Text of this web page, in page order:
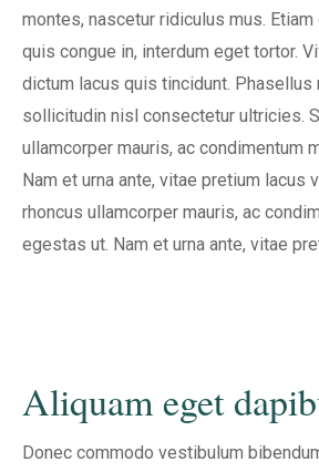
montes, nascetur ridiculus mus.
quis congue in, interdum eget tortor.
dictum lacus quis tincidunt. Phasellus
sollicitudin nisl consectetur ultricies.
ullamcorper mauris, ac condimentum
Nam et urna ante, vitae pretium lacus
rhoncus ullamcorper mauris, ac
egestas ut. Nam et urna ante, vitae
Aliquam eget
Donec commodo vestibulum